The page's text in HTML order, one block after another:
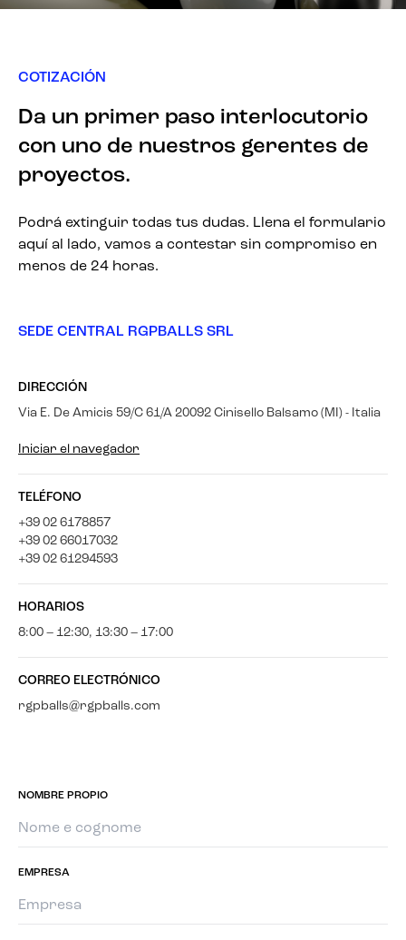
COTIZACIÓN
Da un primer paso interlocutorio
con uno de nuestros gerentes de
proyectos.
Podrá extinguir todas tus dudas. Llena el formulario
aquí al lado, vamos a contestar sin compromiso en
menos de 24 horas.
SEDE CENTRAL RGPBALLS SRL
DIRECCIÓN
Via E. De Amicis 59/C 61/A 20092 Cinisello Balsamo (MI) - Italia
Iniciar el navegador
TELÉFONO
+39 02 6178857
+39 02 66017032
+39 02 61294593
HORARIOS
8:00 – 12:30, 13:30 – 17:00
CORREO ELECTRÓNICO
rgpballs@rgpballs.com
NOMBRE PROPIO
EMPRESA